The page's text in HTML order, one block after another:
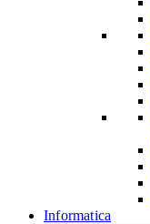
Informatica